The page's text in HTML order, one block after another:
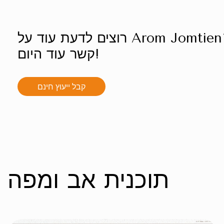
רוצים לדעת עוד על Arom Jomtien? צרו
קשר עוד היום!
קבל ייעוץ חינם
תוכנית אב ומפה